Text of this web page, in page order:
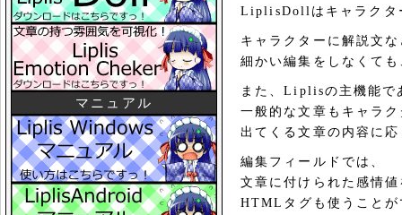
LiplisDollはキャラクタ
キャラクターに解説文
細かい編集をしなくて
また、Liplisの主機能で
一般的な文章もキャラ
出てくる文章の内容に
編集フィールドでは、
文章に付けられた感情
HTMLタグも使うこと
マニュアル